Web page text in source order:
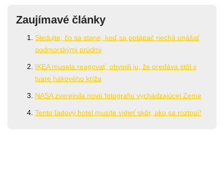
Zaujímavé články
Sledujte, čo sa stane, keď sa potápač nechá unášať
podmorskými prúdmi
IKEA musela reagovať, obvinili ju, že predáva stôl v
tvare hákového kríža
NASA zverejnila novú fotografiu vychádzajúcej Zeme
Tento ľadový hotel musíte vidieť skôr, ako sa roztopí!